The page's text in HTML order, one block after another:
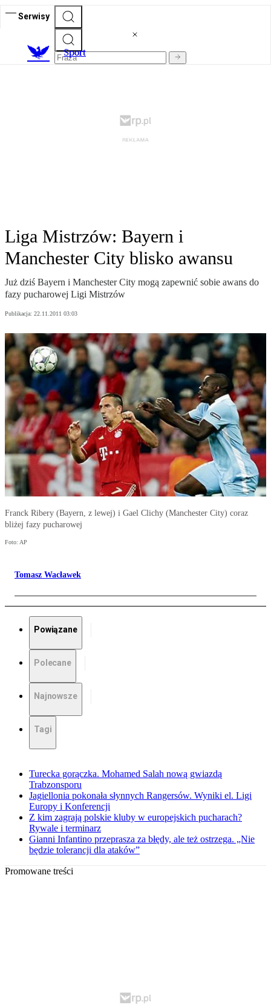
Serwisy
Sport
Liga Mistrzów: Bayern i
Manchester City blisko awansu
Już dziś Bayern i Manchester City mogą zapewnić sobie awans do
fazy pucharowej Ligi Mistrzów
Publikacja: 22.11.2011 03:03
Franck Ribery (Bayern, z lewej) i Gael Clichy (Manchester City) coraz
bliżej fazy pucharowej
Foto: AP
Tomasz Wacławek
Powiązane
Polecane
Najnowsze
Tagi
Turecka gorączka. Mohamed Salah nową gwiazdą
Trabzonsporu
Jagiellonia pokonała słynnych Rangersów. Wyniki el. Ligi
Europy i Konferencji
Z kim zagrają polskie kluby w europejskich pucharach?
Rywale i terminarz
Gianni Infantino przeprasza za błędy, ale też ostrzega. „Nie
będzie tolerancji dla ataków”
Promowane treści